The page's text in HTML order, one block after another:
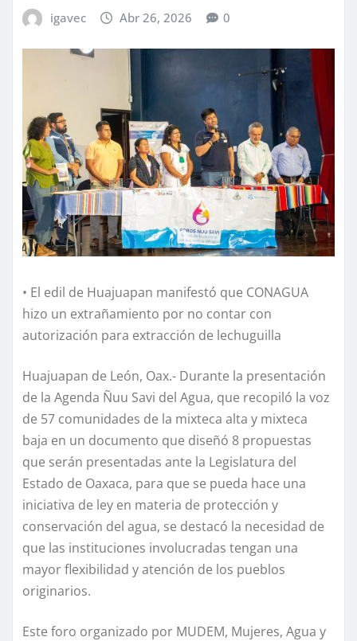
igavec Abr 26, 2026 0
• El edil de Huajuapan manifestó que CONAGUA
hizo un extrañamiento por no contar con
autorización para extracción de lechuguilla
Huajuapan de León, Oax.- Durante la presentación
de la Agenda Ñuu Savi del Agua, que recopiló la voz
de 57 comunidades de la mixteca alta y mixteca
baja en un documento que diseñó 8 propuestas
que serán presentadas ante la Legislatura del
Estado de Oaxaca, para que se pueda hace una
iniciativa de ley en materia de protección y
conservación del agua, se destacó la necesidad de
que las instituciones involucradas tengan una
mayor flexibilidad y atención de los pueblos
originarios.
Este foro organizado por MUDEM, Mujeres, Agua y